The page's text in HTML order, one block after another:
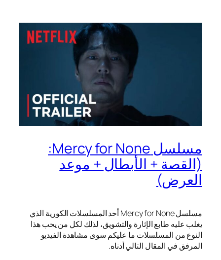
مسلسل Mercy for None:
(القصة + الأبطال + موعد
العرض)
مسلسل Mercy for None أحد المسلسلات الكورية الذي
يغلب عليه طابع الإثارة والتشويق، لذلك لكل من يحب هذا
النوع من المسلسلات ما عليكم سوى مشاهدة الفيديو
المرفق في المقال التالي أدناه.